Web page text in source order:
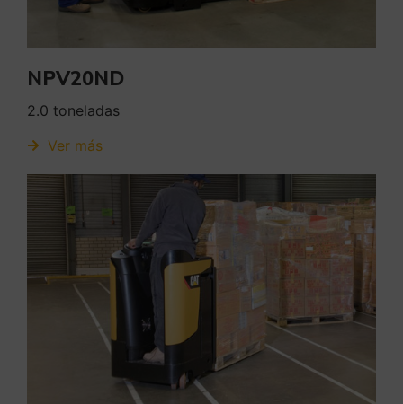
NPV20ND
2.0 toneladas
Ver más